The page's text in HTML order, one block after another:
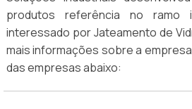
produtos referência no ramo
interessado por Jateamento de
mais informações sobre a
das empresas abaixo: